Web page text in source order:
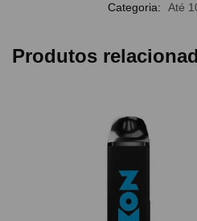
Categoria:
Até
Produtos